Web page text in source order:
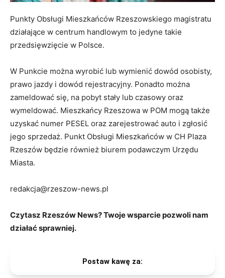
Punkty Obsługi Mieszkańców Rzeszowskiego magistratu
działające w centrum handlowym to jedyne takie
przedsięwzięcie w Polsce.
W Punkcie można wyrobić lub wymienić dowód osobisty,
prawo jazdy i dowód rejestracyjny. Ponadto można
zameldować się, na pobyt stały lub czasowy oraz
wymeldować. Mieszkańcy Rzeszowa w POM mogą także
uzyskać numer PESEL oraz zarejestrować auto i zgłosić
jego sprzedaż. Punkt Obsługi Mieszkańców w CH Plaza
Rzeszów będzie również biurem podawczym Urzędu
Miasta.
redakcja@rzeszow-news.pl
Czytasz Rzeszów News? Twoje wsparcie pozwoli nam
działać sprawniej.
Postaw kawę za: